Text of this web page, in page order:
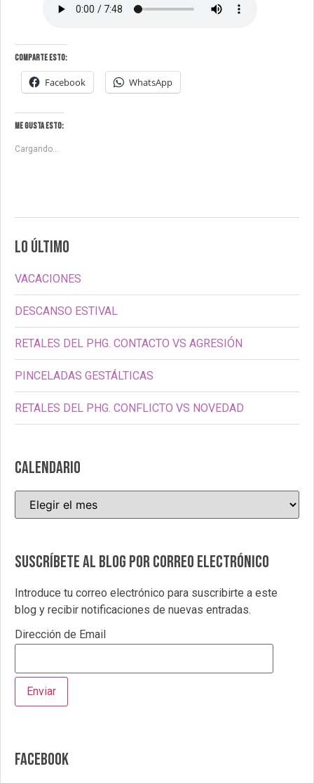
Comparte esto:
Facebook WhatsApp
Me gusta esto:
Cargando...
LO ÚLTIMO
VACACIONES
DESCANSO ESTIVAL
RETALES DEL PHG. CONTACTO VS AGRESIÓN
PINCELADAS GESTÁLTICAS
RETALES DEL PHG. CONFLICTO VS NOVEDAD
CALENDARIO
Suscríbete al blog por correo electrónico
Introduce tu correo electrónico para suscribirte a este
blog y recibir notificaciones de nuevas entradas.
Dirección de Email
Facebook